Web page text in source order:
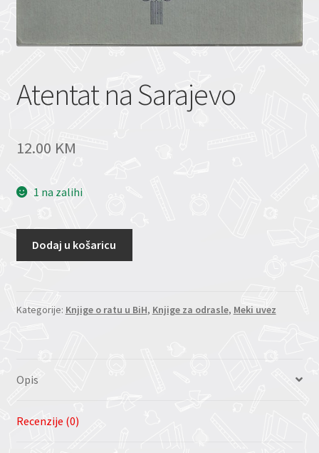
Atentat na Sarajevo
12.00 KM
1 na zalihi
Dodaj u košaricu
Kategorije: Knjige o ratu u BiH, Knjige za odrasle, Meki uvez
Opis
Recenzije (0)